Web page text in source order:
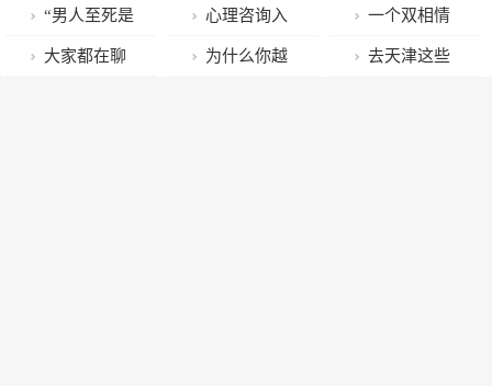
知识你知道
吗？
4月配网检修
计划
险！西安已查
获
无需领券！西
藏一市再发消
友，这份“特殊
作业”你做过
“男人至死是
少年”，其实是
心理咨询入
行无门，我该
一个双相情
感障碍患者的
大家都在聊 为什么你越 去天津这些